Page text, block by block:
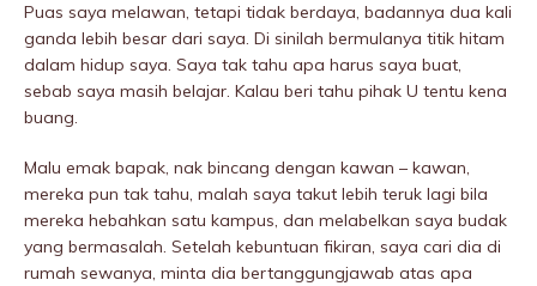
Puas saya meIawan, tetapi tidak berdaya, badannya dua kali
ganda lebih besar dari saya. Di sinilah bermulanya titik hitam
dalam hidup saya. Saya tak tahu apa harus saya buat,
sebab saya masih belajar. Kalau beri tahu pihak U tentu kena
buang.
Malu emak bapak, nak bincang dengan kawan – kawan,
mereka pun tak tahu, malah saya takut lebih teruk lagi bila
mereka hebahkan satu kampus, dan meIabelkan saya budak
yang bermasalah. Setelah kebuntuan fikiran, saya cari dia di
rumah sewanya, minta dia bertanggungjawab atas apa